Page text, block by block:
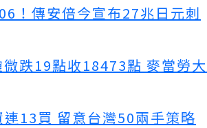
！傳安倍今宣布27兆日元刺
跌19點收18473點 麥當勞大
13買 留意台灣50兩手策略